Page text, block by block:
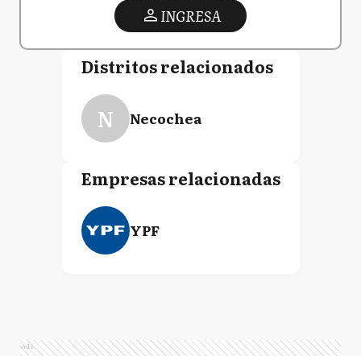
INGRESA
Distritos relacionados
N Necochea
Empresas relacionadas
YPF
Ads